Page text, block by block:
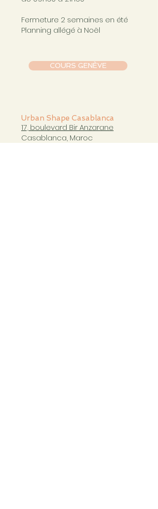
COURS GENÈVE
Fermeture 2 semaines en été
Planning allégé à Noël
Urban Shape Casablanca
17, boulevard Bir Anzarane
Casablanca, Maroc